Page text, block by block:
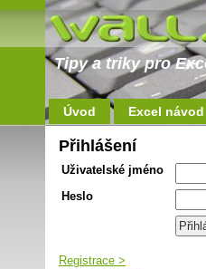
Tipy a triky pro
Úvod Excel návod
Přihlášení
Uživatelské jméno
Heslo
Registrace >